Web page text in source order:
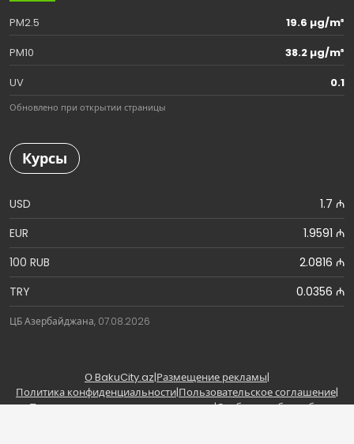
PM2.5
19.6 µg/m³
PM10
38.2 µg/m³
UV
0.1
Обновлено при открытии страницы
Курсы
USD
1.7 ₼
EUR
1.9591 ₼
100 RUB
2.0816 ₼
TRY
0.0356 ₼
ЦБ Азербайджана, 07.08.2026
О BakuCity.az|Размещение рекламы|
Политика конфиденциальности|Пользовательское соглашение|
Правила использования материалов|Сообщить об ошибке